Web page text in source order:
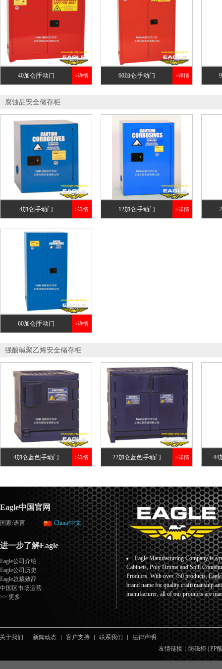
40加仑|手动门 >详情 60加仑|手动门 >详情
腐蚀品安全储存柜
4加仑|手动门 >详情 12加仑|手动门 >详情
60加仑|手动门 >详情
强酸碱聚乙烯安全储存柜
4加仑蓝色|手动门 >详情 22加仑蓝色|手动门 >详情 44
Eagle中国官网
国家/语言 China/中文
进一步了解Eagle
Eagle公司介绍
Eagle公司历史
Eagle总裁致辞
中国区市场运营
>> 更多
Eagle Manufacturing Company is a
Cabinets, Poly Drums and Spill
Products. With over 750 products,
brand name for quality craftsmanship
manufacturer, all of our products are
关于我们 新闻动态 客户支持 联系我们
法律声明
友情链接： 防磁柜 PP